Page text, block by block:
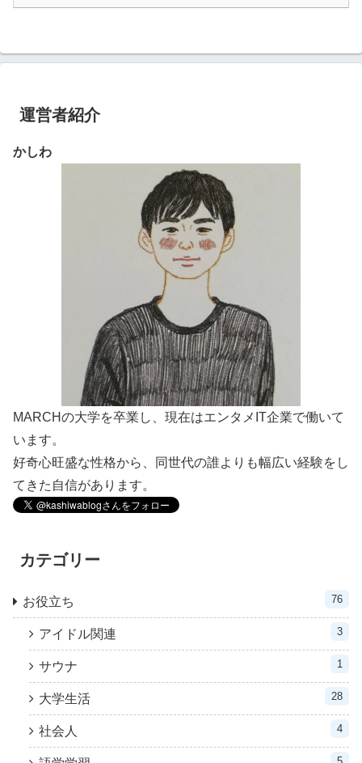
運営者紹介
かしわ
MARCHの大学を卒業し、現在はエンタメIT企業で働いて
います。
好奇心旺盛な性格から、同世代の誰よりも幅広い経験をし
てきた自信があります。
カテゴリー
お役立ち 76
アイドル関連 3
サウナ 1
大学生活 28
社会人 4